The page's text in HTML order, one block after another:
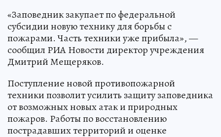
«Заповедник закупает по федеральной
субсидии новую технику для борьбы с
пожарами. Часть техники уже прибыла», —
сообщил РИА Новости директор учреждения
Дмитрий Мещеряков.
Поступление новой противопожарной
техники позволит усилить защиту заповедника
от возможных новых атак и природных
пожаров. Работы по восстановлению
пострадавших территорий и оценке